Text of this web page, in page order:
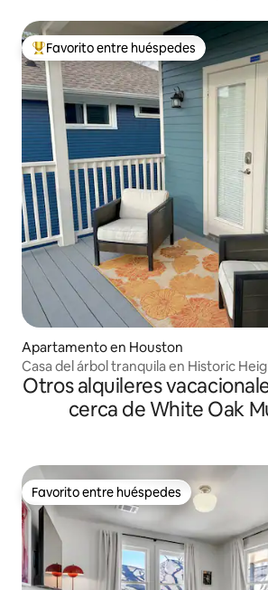
Favorito entre huéspedes preferido
Favorito entre huéspedes
Apartamento en Houston
Casa del árbol tranquila en Historic
Otros alquileres
cerca de White Oak
Favorito entre huéspedes
Favorito entre huéspedes